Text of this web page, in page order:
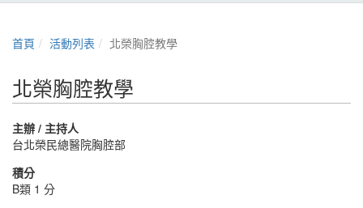
首頁 活動列表 北榮胸腔教學
北榮胸腔教學
主辦 / 主持人
台北榮民總醫院胸腔部
積分
B類 1 分